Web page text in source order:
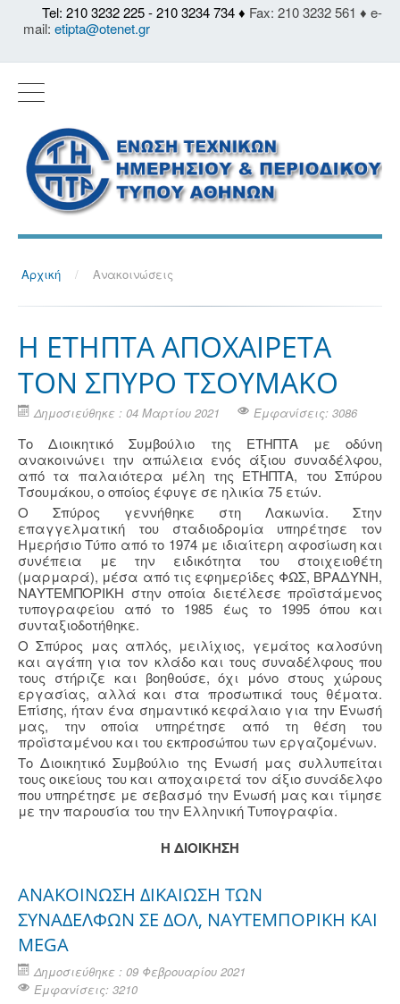
Tel: 210 3232 225 - 210 3234 734 ♦ Fax: 210 3232 561 ♦ e-
mail: etipta@otenet.gr
Αρχική / Ανακοινώσεις
Η ΕΤΗΠΤΑ ΑΠΟΧΑΙΡΕΤΑ
ΤΟΝ ΣΠΥΡΟ ΤΣΟΥΜΑΚΟ
Δημοσιεύθηκε : 04 Μαρτίου 2021 Εμφανίσεις: 3086
Το Διοικητικό Συμβούλιο της ΕΤΗΠΤΑ με οδύνη
ανακοινώνει την απώλεια ενός άξιου συναδέλφου,
από τα παλαιότερα μέλη της ΕΤΗΠΤΑ, του Σπύρου
Τσουμάκου, ο οποίος έφυγε σε ηλικία 75 ετών.
Ο Σπύρος γεννήθηκε στη Λακωνία. Στην
επαγγελματική του σταδιοδρομία υπηρέτησε τον
Ημερήσιο Τύπο από το 1974 με ιδιαίτερη αφοσίωση και
συνέπεια με την ειδικότητα του στοιχειοθέτη
(μαρμαρά), μέσα από τις εφημερίδες ΦΩΣ, ΒΡΑΔΥΝΗ,
ΝΑΥΤΕΜΠΟΡΙΚΗ στην οποία διετέλεσε προϊστάμενος
τυπογραφείου από το 1985 έως το 1995 όπου και
συνταξιοδοτήθηκε.
Ο Σπύρος μας απλός, μειλίχιος, γεμάτος καλοσύνη
και αγάπη για τον κλάδο και τους συναδέλφους που
τους στήριζε και βοηθούσε, όχι μόνο στους χώρους
εργασίας, αλλά και στα προσωπικά τους θέματα.
Επίσης, ήταν ένα σημαντικό κεφάλαιο για την Ένωσή
μας, την οποία υπηρέτησε από τη θέση του
προϊσταμένου και του εκπροσώπου των εργαζομένων.
Το Διοικητικό Συμβούλιο της Ένωσή μας συλλυπείται
τους οικείους του και αποχαιρετά τον άξιο συνάδελφο
που υπηρέτησε με σεβασμό την Ένωσή μας και τίμησε
με την παρουσία του την Ελληνική Τυπογραφία.
Η ΔΙΟΙΚΗΣΗ
ΑΝΑΚΟΙΝΩΣΗ ΔΙΚΑΙΩΣΗ ΤΩΝ
ΣΥΝΑΔΕΛΦΩΝ ΣΕ ΔΟΛ, ΝΑΥΤΕΜΠΟΡΙΚΗ ΚΑΙ
MEGA
Δημοσιεύθηκε : 09 Φεβρουαρίου 2021
Εμφανίσεις: 3210